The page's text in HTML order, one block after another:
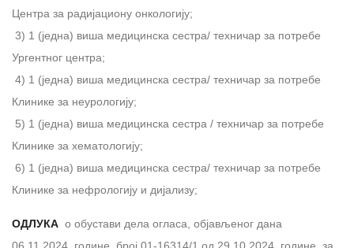
Центра за радијациону онкологију;
3) 1 (једна) вишa медицинскa сестрa/ техничар за потребе
Ургентног центра;
4) 1 (једна) виша медицинска сестра/ техничар за потребе
Клинике за неурологију;
5) 1 (једна) виша медицинска сестра / техничар за потребе
Клинике за хематологију;
6) 1 (једна) виша медицинска сестра/ техничар за потребе
Клинике за нефрологију и дијализу;
ОДЛУКА о обустави дела огласа, објављеног дана
06.11.2024. године, број 01-16314/1 од 29.10.2024. године, за